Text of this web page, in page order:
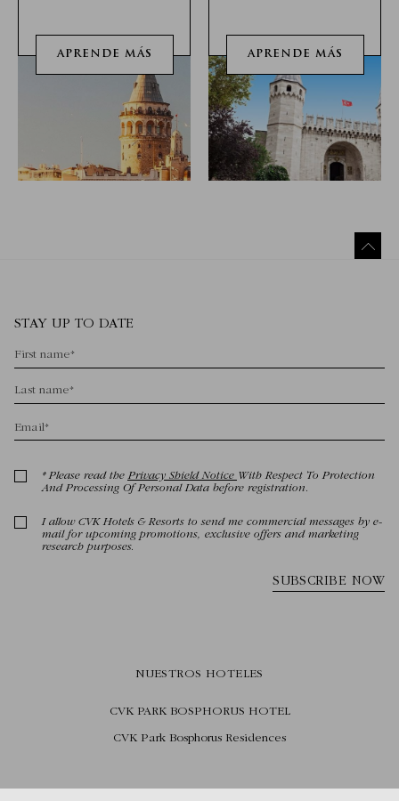
APRENDE MÁS APRENDE MÁS
NUESTROS HOTELES
CVK PARK BOSPHORUS HOTEL
CVK Park Bosphorus Residences